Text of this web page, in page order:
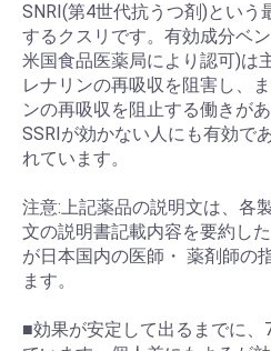
SNRI(第4世代抗うつ剤)という
するクスリです。有効成分ベ
米国食品医薬局により認可)は
レナリンの再吸収を阻害し、
ンの再吸収を阻止する働きが
SSRIが効かない人にも有効で
れています。
注意:上記薬品の説明文は、各
文の説明書記載内容を要約し
が日本国内の医師・ 薬剤師の
ます。
■効果が安定して出るまでに